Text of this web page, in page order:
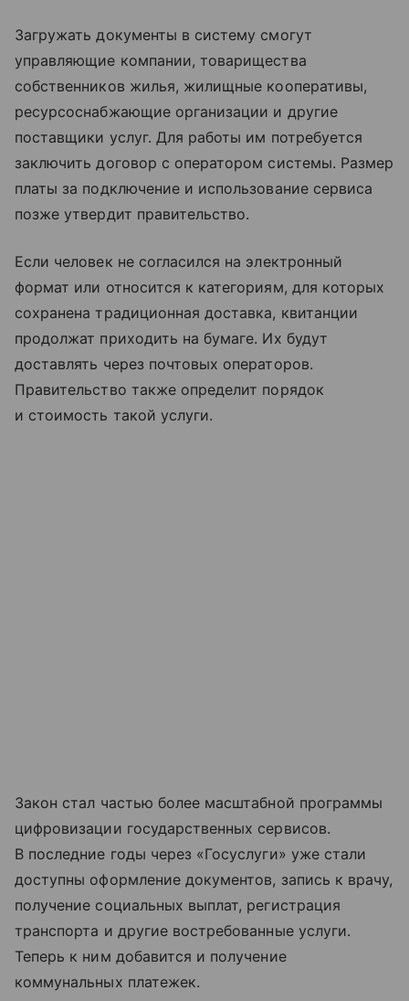
Загружать документы в систему смогут
управляющие компании, товарищества
собственников жилья, жилищные кооперативы,
ресурсоснабжающие организации и другие
поставщики услуг. Для работы им потребуется
заключить договор с оператором системы. Размер
платы за подключение и использование сервиса
позже утвердит правительство.
Если человек не согласился на электронный
формат или относится к категориям, для которых
сохранена традиционная доставка, квитанции
продолжат приходить на бумаге. Их будут
доставлять через почтовых операторов.
Правительство также определит порядок
и стоимость такой услуги.
Закон стал частью более масштабной программы
цифровизации государственных сервисов.
В последние годы через «Госуслуги» уже стали
доступны оформление документов, запись к врачу,
получение социальных выплат, регистрация
транспорта и другие востребованные услуги.
Теперь к ним добавится и получение
коммунальных платежек.